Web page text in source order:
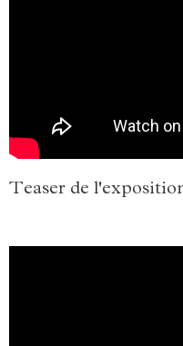
Teaser de